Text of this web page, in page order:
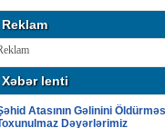
Reklam
Xəbər lenti
Atasının Gəlinini
Dəyərlərimiz